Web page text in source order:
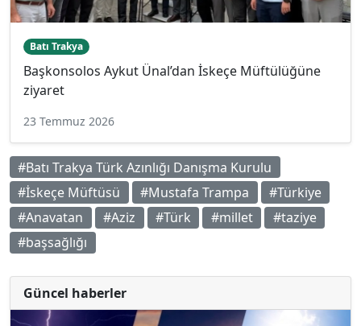
Batı Trakya
Başkonsolos Aykut Ünal’dan İskeçe Müftülüğüne
ziyaret
23 Temmuz 2026
#Batı Trakya Türk Azınlığı Danışma Kurulu
#İskeçe Müftüsü
#Mustafa Trampa
#Türkiye
#Anavatan
#Aziz #Türk #millet
#taziye
#başsağlığı
Güncel haberler